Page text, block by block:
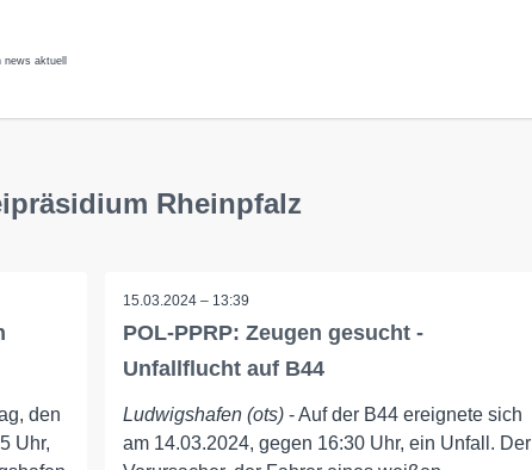
aktuell
Rheinpfalz
den
Uhr,
15.03.2024 – 13:39
POL-PPRP: Zeugen gesucht -
Unfallflucht auf B44
Ludwigshafen (ots)- Auf der B44 ereignete sich
am 14.03.2024, gegen 16:30 Uhr, ein Unfall. Der